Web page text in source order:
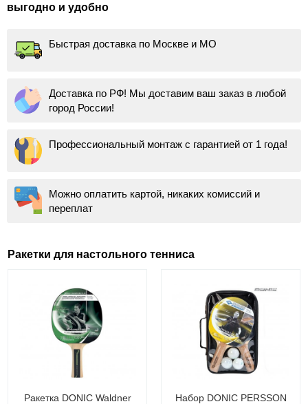
выгодно и удобно
Быстрая доставка по Москве и МО
Доставка по РФ! Мы доставим ваш заказ в любой
город России!
Профессиональный монтаж с гарантией от 1 года!
Можно оплатить картой, никаких комиссий и
переплат
Ракетки для настольного тенниса
Ракетка DONIC Waldner
Набор DONIC PERSSON